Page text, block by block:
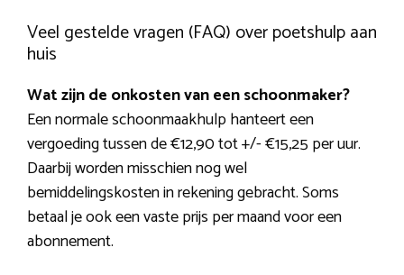
Veel gestelde vragen (FAQ) over poetshulp aan
huis
Wat zijn de onkosten van een schoonmaker?
Een normale schoonmaakhulp hanteert een
vergoeding tussen de €12,90 tot +/- €15,25 per uur.
Daarbij worden misschien nog wel
bemiddelingskosten in rekening gebracht. Soms
betaal je ook een vaste prijs per maand voor een
abonnement.